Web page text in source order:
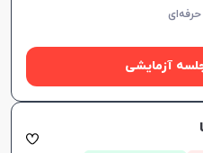
حرفه‌ای
آزمایشی